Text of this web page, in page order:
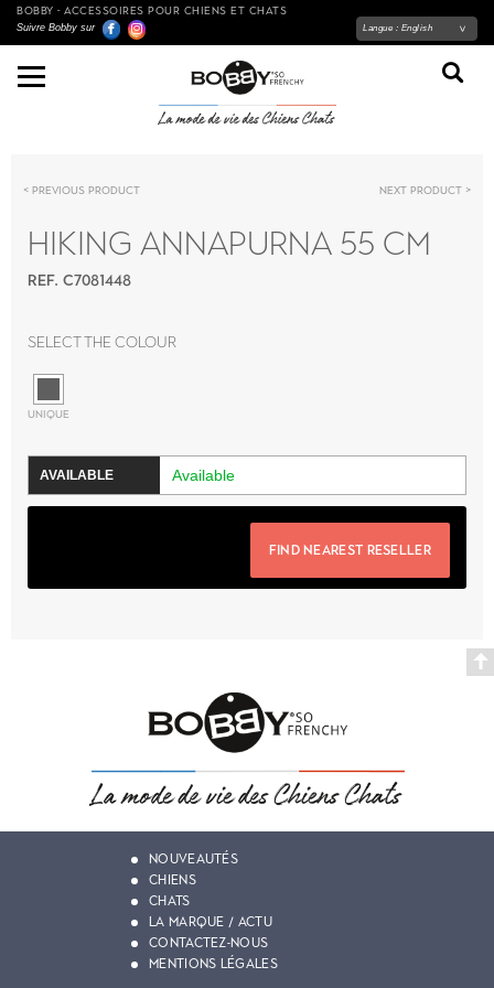
BOBBY - ACCESSOIRES POUR CHIENS ET CHATS
Suivre Bobby sur Langue : English
Previous product Next product
HIKING ANNAPURNA 55 CM
REF. C7081448
Select the colour
UNIQUE
Available
FIND NEAREST RESELLER
NOUVEAUTÉS
CHIENS
CHATS
LA MARQUE / ACTU
CONTACTEZ-NOUS
MENTIONS LÉGALES